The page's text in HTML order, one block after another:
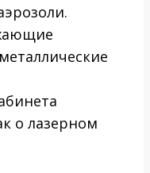
о лазерном